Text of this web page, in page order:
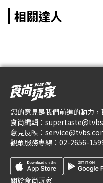
相關達人
您的意見是我們前進的動力
食尚編輯：
意見反映：
觀眾服務專線： 02-2656-
關於食尚玩家